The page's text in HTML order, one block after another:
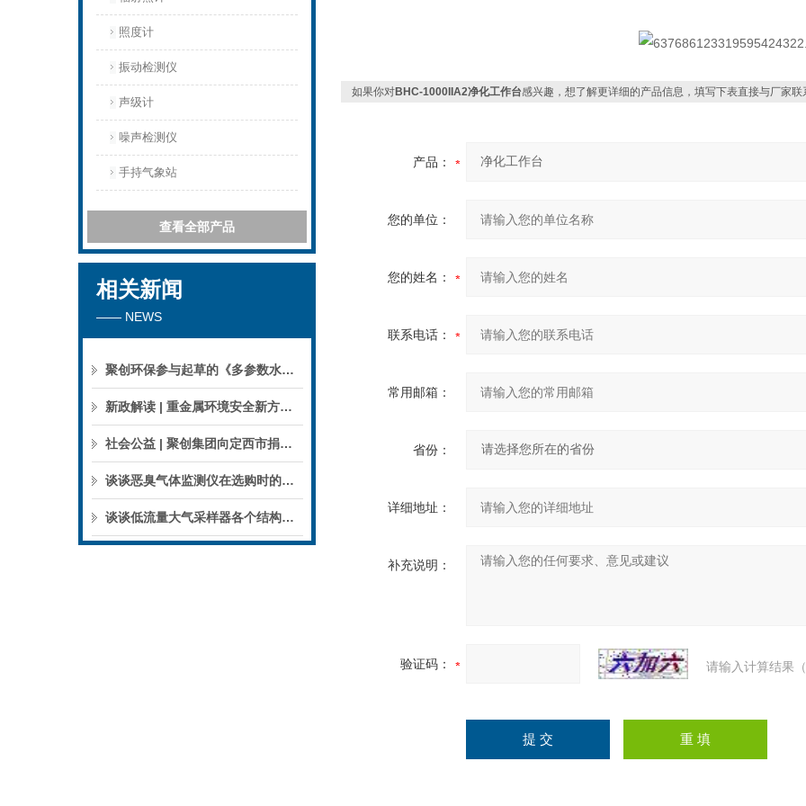
照度计
振动检测仪
声级计
噪声检测仪
手持气象站
查看全部产品
相关新闻
—— NEWS
聚创环保参与起草的《多参数水质分析仪》团标正式公布，促进国产仪器创新升级
新政解读 | 重金属环境安全新方案来了，聚焦5省21市！
社会公益 | 聚创集团向定西市捐赠检验检测仪器设备
谈谈恶臭气体监测仪在选购时的建议和指南
谈谈低流量大气采样器各个结构的特点
如果你对BHC-1000IIA2净化工作台感兴趣，想了解更详细的产品信息，填写下表直接与厂家联
产品：
您的单位：
您的姓名：
联系电话：
常用邮箱：
省份：
详细地址：
补充说明：
验证码： 请输入计算结果